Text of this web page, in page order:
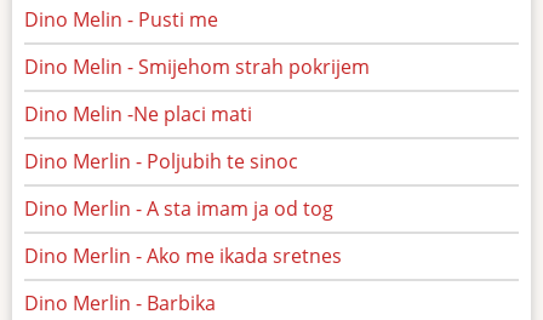
Dino Melin - Pusti me
Dino Melin - Smijehom strah pokrijem
Dino Melin -Ne placi mati
Dino Merlin - Poljubih te sinoc
Dino Merlin - A sta imam ja od tog
Dino Merlin - Ako me ikada sretnes
Dino Merlin - Barbika